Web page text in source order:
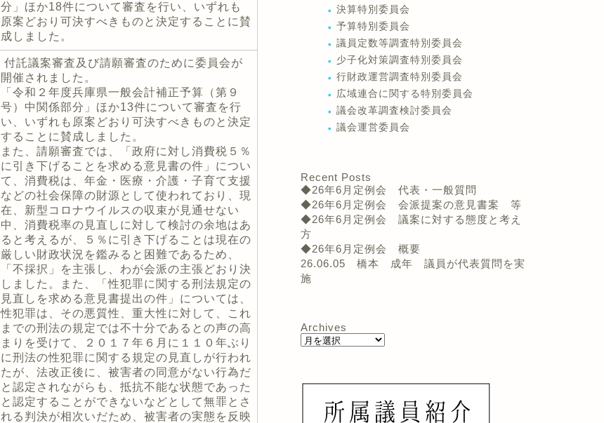
分」ほか18件について審査を行い、いずれも
原案どおり可決すべきものと決定することに賛
成しました。
付託議案審査及び請願審査のために委員会が
開催されました。
「令和２年度兵庫県一般会計補正予算（第９
号）中関係部分」ほか13件について審査を行
い、いずれも原案どおり可決すべきものと決定
することに賛成しました。
また、請願審査では、「政府に対し消費税５％
に引き下げることを求める意見書の件」につい
て、消費税は、年金・医療・介護・子育て支援
などの社会保障の財源として使われており、現
在、新型コロナウイルスの収束が見通せない
中、消費税率の見直しに対して検討の余地はあ
ると考えるが、５％に引き下げることは現在の
厳しい財政状況を鑑みると困難であるため、
「不採択」を主張し、わが会派の主張どおり決
しました。また、「性犯罪に関する刑法規定の
見直しを求める意見書提出の件」については、
性犯罪は、その悪質性、重大性に対して、これ
までの刑法の規定では不十分であるとの声の高
まりを受けて、２０１７年６月に１１０年ぶり
に刑法の性犯罪に関する規定の見直しが行われ
たが、法改正後に、被害者の同意がない行為だ
と認定されながらも、抵抗不能な状態であった
と認定することができないなどとして無罪とさ
れる判決が相次いだため、被害者の実態を反映
決算特別委員会
予算特別委員会
議員定数等調査特別委員会
少子化対策調査特別委員会
行財政運営調査特別委員会
広域連合に関する特別委員会
議会改革調査検討委員会
議会運営委員会
Recent Posts
◆26年6月定例会 代表・一般質問
◆26年6月定例会 会派提案の意見書案 等
◆26年6月定例会 議案に対する態度と考え
方
◆26年6月定例会 概要
26.06.05 橋本 成年 議員が代表質問を実
施
Archives